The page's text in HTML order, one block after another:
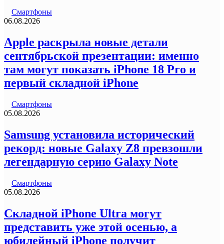
Смартфоны
06.08.2026
Apple раскрыла новые детали
сентябрьской презентации: именно
там могут показать iPhone 18 Pro и
первый складной iPhone
Смартфоны
05.08.2026
Samsung установила исторический
рекорд: новые Galaxy Z8 превзошли
легендарную серию Galaxy Note
Смартфоны
05.08.2026
Складной iPhone Ultra могут
представить уже этой осенью, а
юбилейный iPhone получит